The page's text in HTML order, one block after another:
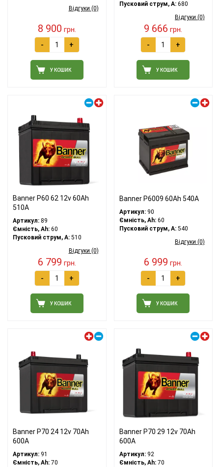
Відгуки (0)
8 900 грн.
- +
У КОШИК
Пусковий струм, A:680
Відгуки (0)
9 666 грн.
- +
У КОШИК
Banner P60 62 12v 60Ah
510A
Артикул: 89
Ємність, Ah: 60
Пусковий струм, A: 510
Відгуки (0)
6 799 грн.
- +
У КОШИК
Banner P6009 60Ah 540A
Артикул:90
Ємність, Ah:60
Пусковий струм, A:540
Відгуки (0)
6 999 грн.
- +
У КОШИК
Banner P70 24 12v 70Ah
600A
Артикул: 91
Ємність, Ah: 70
Banner P70 29 12v 70Ah
600A
Артикул:92
Ємність, Ah:70